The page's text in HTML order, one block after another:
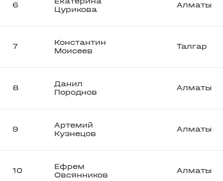
6
Цурикова
Алматы
7
Константин
Моисеев
Талгар
8
Данил
Породнов
Алматы
9
Артемий
Кузнецов
Алматы
10
Ефрем
Овсянников
Алматы